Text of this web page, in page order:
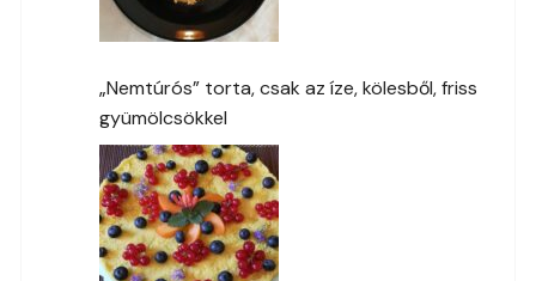
„Nemtúrós” torta, csak az íze, kölesből, friss
gyümölcsökkel